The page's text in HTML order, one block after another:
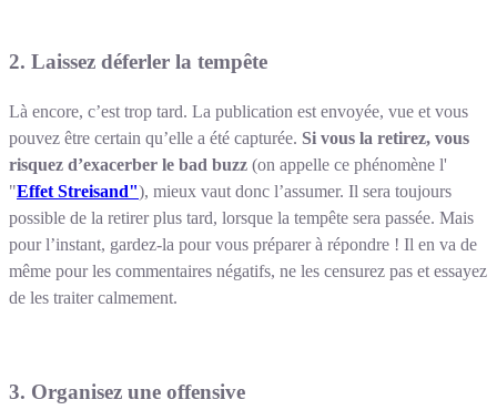
2. Laissez déferler la tempête
Là encore, c’est trop tard. La publication est envoyée, vue et vous
pouvez être certain qu’elle a été capturée. Si vous la retirez, vous
risquez d’exacerber le bad buzz (on appelle ce phénomène l'
"Effet Streisand"), mieux vaut donc l’assumer. Il sera toujours
possible de la retirer plus tard, lorsque la tempête sera passée. Mais
pour l’instant, gardez-la pour vous préparer à répondre ! Il en va de
même pour les commentaires négatifs, ne les censurez pas et essayez
de les traiter calmement.
3. Organisez une offensive